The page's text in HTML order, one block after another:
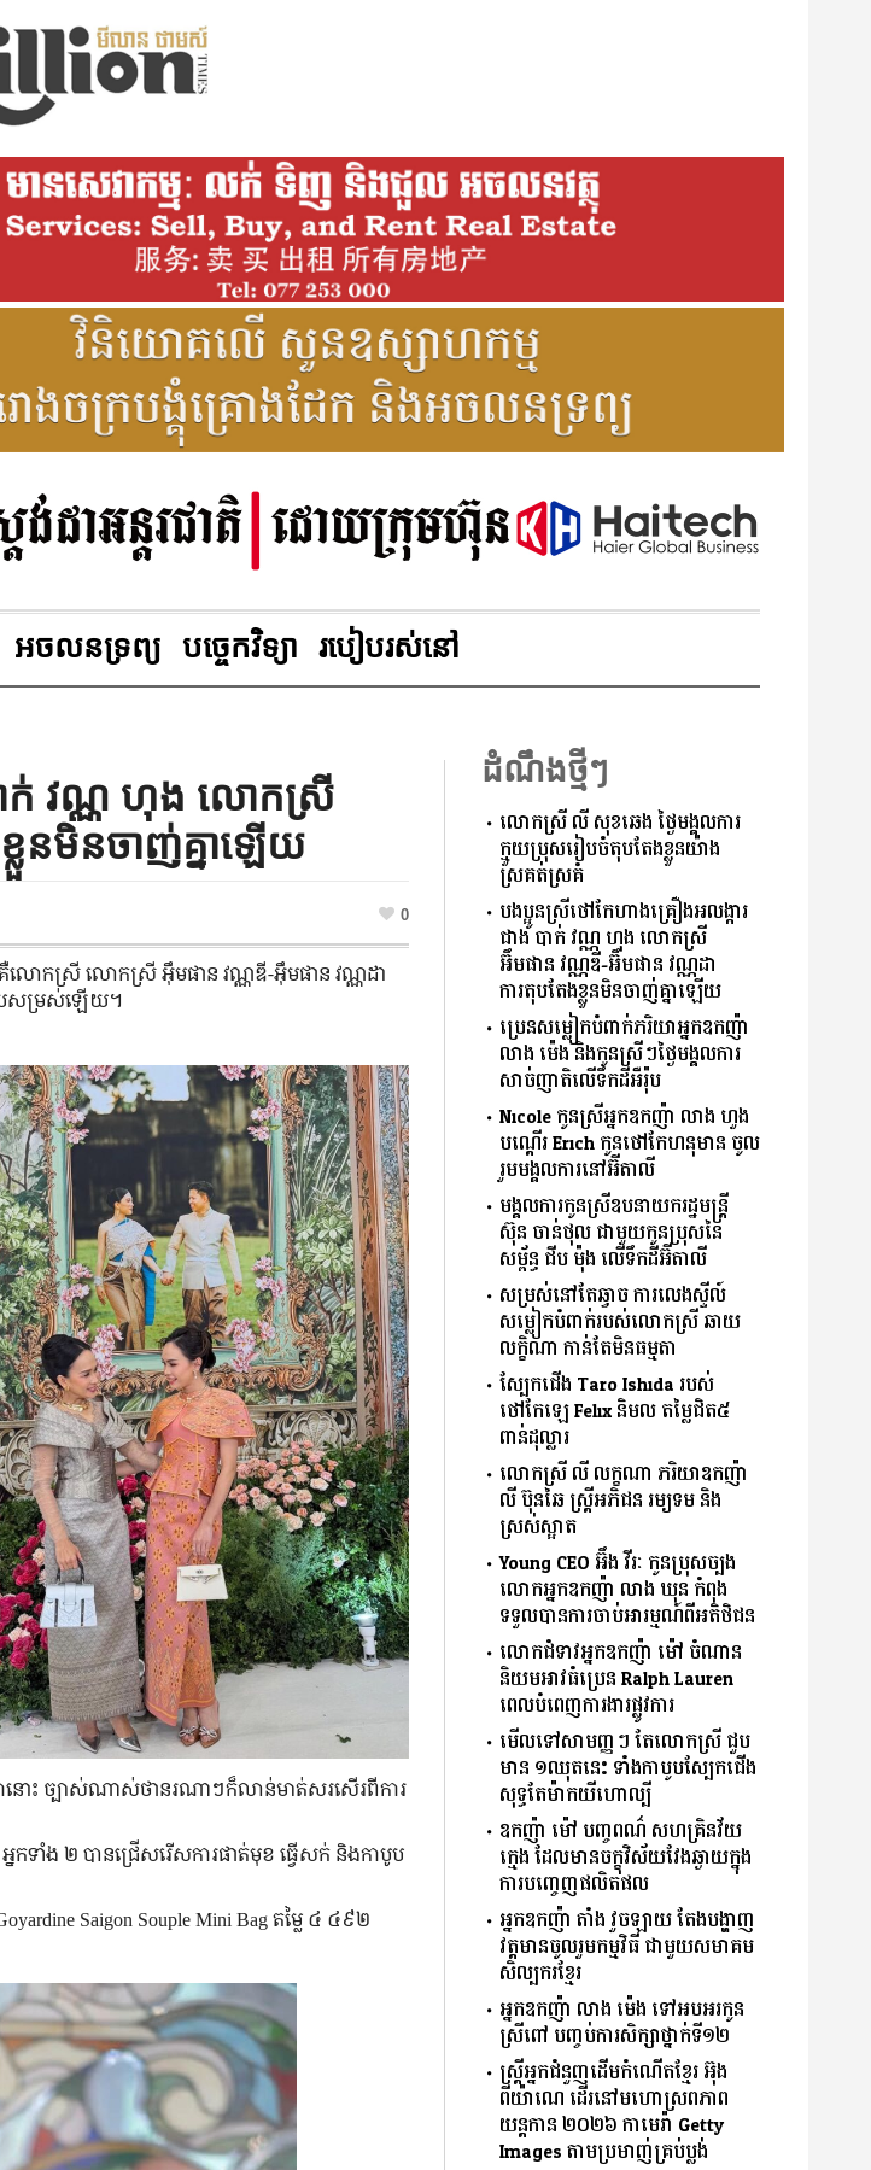
អចលនទ្រព្យ បច្ចេកវិទ្យា របៀបរស់នៅ
ាក់ វណ្ណ ហុង លោកស្រី
លួនមិនចាញ់គ្នាឡើយ
0
ោកស្រី លោកស្រី អ៊ឹមផាន វណ្ណឌី-អ៊ឹមផាន វណ្ណដា
រូប​សម្រស់​ឡើយ។
ា​នោះ ច្បាស់​ណាស់​ថា​​​នរណា​​ៗ​ក៏​លាន់​មាត់​សរសើរ​ពី​ការ​
ក​ទាំង ២ បាន​ជ្រើសរើស​ការ​ផាត់មុខ ធ្វើសក់ និង​កាបូប​
Saigon Souple Mini Bag តម្លៃ ៤ ៤៩២
ដំណឹងថ្មីៗ
លោកស្រី លី សុខឆេង ថ្ងៃមង្គលការ
ក្មួយប្រុសរៀបចំតុបតែងខ្លួនយ៉ាង​
ស្រគត់ស្រគំ​
បងប្អូនស្រីថៅកែហាងគ្រឿងអលង្ការ
ជាង បាក់ វណ្ណ ហុង លោកស្រី
អ៊ឹមផាន វណ្ណឌី-អ៊ឹមផាន វណ្ណដា
ការតុបតែងខ្លួនមិនចាញ់គ្នាឡើយ
ប្រេនសម្លៀកបំពាក់ភរិយាអ្នកឧកញ៉ា
លាង ម៉េង និងកូនស្រីៗថ្ងៃមង្គលការ
សាច់ញាតិលើទឹកដីអឺរ៉ុប
Nicole កូនស្រីអ្នកឧកញ៉ា លាង ហួង
បណ្ដើរ Erich កូនថៅកែហនុមាន ចូល
រួមមង្គលការនៅអ៊ីតាលី
មង្គលការកូនស្រីឧបនាយករដ្ឋមន្ត្រី
ស៊ុន ចាន់ថុល ជាមួយកូនប្រុសនៃ
សម្ព័ន្ធ ជីប ម៉ុង លើទឹកដីអ៊ីតាលី
សម្រស់នៅតែឆ្វាច ការលេងស្ទីល៍
សម្លៀកបំពាក់របស់លោកស្រី ឆាយ
លក្ខិណា កាន់តែមិនធម្មតា
ស្បែកជើង Taro Ishida របស់
ថៅកែឡេ Felix និមល តម្លៃជិត៥
ពាន់ដុល្លារ
លោកស្រី លី លក្ខណា ភរិយាឧកញ៉ា
លី ប៊ុនឆៃ ស្រ្តីអភិជន រម្យទម និង
ស្រស់ស្អាត
Young CEO អ៊ឹង វីរៈ កូនប្រុសច្បង
លោកអ្នកឧកញ៉ា លាង ឃុន កំពុង
ទទួលបានការចាប់អារម្មណ៍ពីអតិថិជន
លោកជំទាវអ្នកឧកញ៉ា ម៉ៅ ចំណាន
និយមអាវធំប្រេន Ralph Lauren
ពេលបំពេញការងារផ្លូវការ
មើលទៅសាមញ្ញ​ៗ តែលោកស្រី ជួប
មាន ១ឈុតនេះ ទាំងកាបូប​ស្បែកជើង
សុទ្ធតែម៉ាកយីហោ​ល្បី
ឧកញ៉ា ម៉ៅ បញ្ចពណ៌ សហគ្រិនវ័យ
ក្មេង ដែលមានចក្ខុវិស័យវែងឆ្ងាយក្នុង
ការបញ្ចេញផលិតផល
អ្នកឧកញ៉ា តាំង វួចឡាយ តែងបង្ហាញ
វត្តមានចូលរួមកម្មវិធី ជាមួយសមាគម
សិល្បករខ្មែរ
អ្នកឧកញ៉ា លាង ម៉េង ទៅអបអរកូន
ស្រីពៅ បញ្ចប់ការសិក្សាថ្នាក់ទី១២
ស្ត្រីអ្នកជំនួញដើមកំណើតខ្មែរ អ៊ុង
ពីយ៉ាណេ ដើរនៅមហោស្រពភាព
យន្តកាន ២០២៦ កាមេរ៉ា Getty
Images តាមប្រមាញ់គ្រប់ប្លង់